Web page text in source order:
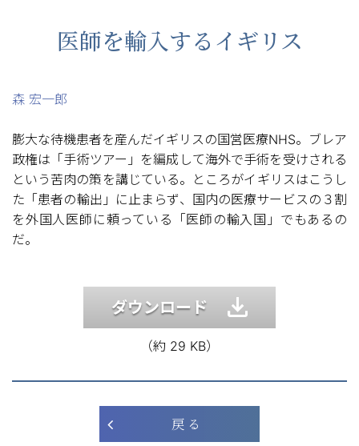
医師を輸入するイギリス
森 宏一郎
膨大な待機患者を産んだイギリスの国営医療NHS。ブレア
政権は「手術ツアー」を編成して海外で手術を受けされる
という苦肉の策を講じている。ところがイギリスはこうし
た「患者の輸出」に止まらず、国内の医療サービスの３割
を外国人医師に頼っている「医師の輸入国」でもあるの
だ。
ダウンロード
（約 29 KB）
戻 る